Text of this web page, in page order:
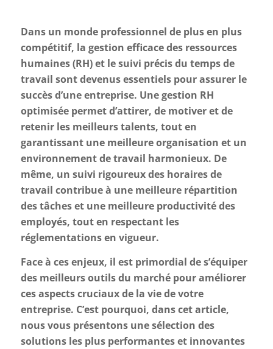
Dans un monde professionnel de plus en plus
compétitif, la gestion efficace des ressources
humaines (RH) et le suivi précis du temps de
travail sont devenus essentiels pour assurer le
succès d’une entreprise. Une gestion RH
optimisée permet d’attirer, de motiver et de
retenir les meilleurs talents, tout en
garantissant une meilleure organisation et un
environnement de travail harmonieux. De
même, un suivi rigoureux des horaires de
travail contribue à une meilleure répartition
des tâches et une meilleure productivité des
employés, tout en respectant les
réglementations en vigueur.
Face à ces enjeux, il est primordial de s’équiper
des meilleurs outils du marché pour améliorer
ces aspects cruciaux de la vie de votre
entreprise. C’est pourquoi, dans cet article,
nous vous présentons une sélection des
solutions les plus performantes et innovantes